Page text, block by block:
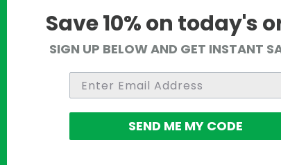
Facebook
Instagram
Twitter
Save 10% on today's
SIGN UP BELOW AND GET INSTANT
SEND ME MY CODE